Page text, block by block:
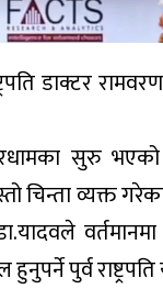
डाक्टर
सुरु भएको
चिन्ता व्यक्त
डा.यादवले
पुर्व